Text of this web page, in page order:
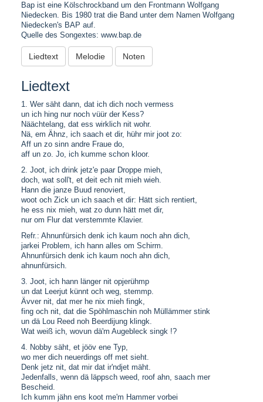
Bap ist eine Kölschrockband um den Frontmann Wolfgang
Niedecken. Bis 1980 trat die Band unter dem Namen Wolfgang
Niedecken's BAP auf.
Quelle des Songextes: www.bap.de
Liedtext Melodie Noten
Liedtext
1. Wer säht dann, dat ich dich noch vermess
un ich hing nur noch vüür der Kess?
Näächtelang, dat ess wirklich nit wohr.
Nä, em Ähnz, ich saach et dir, hühr mir joot zo:
Aff un zo sinn andre Fraue do,
aff un zo. Jo, ich kumme schon kloor.
2. Joot, ich drink jetz'e paar Droppe mieh,
doch, wat soll't, et deit ech nit mieh wieh.
Hann die janze Buud renoviert,
woot och Zick un ich saach et dir: Hätt sich rentiert,
he ess nix mieh, wat zo dunn hätt met dir,
nur om Flur dat verstemmte Klavier.
Refr.: Ahnunfürsich denk ich kaum noch ahn dich,
jarkei Problem, ich hann alles om Schirm.
Ahnunfürsich denk ich kaum noch ahn dich,
ahnunfürsich.
3. Joot, ich hann länger nit opjerühmp
un dat Leerjut künnt och weg, stemmp.
Ävver nit, dat mer he nix mieh fingk,
fing och nit, dat die Spöhlmaschin noh Müllämmer stink
un dä Lou Reed noh Beerdijung klingk.
Wat weiß ich, wovun dä'm Augebleck singk !?
4. Nobby säht, et jööv ene Typ,
wo mer dich neuerdings off met sieht.
Denk jetz nit, dat mir dat ir'ndjet mäht.
Jedenfalls, wenn dä läppsch weed, roof ahn, saach mer
Bescheid.
Ich kumm jähn ens koot me'm Hammer vorbei